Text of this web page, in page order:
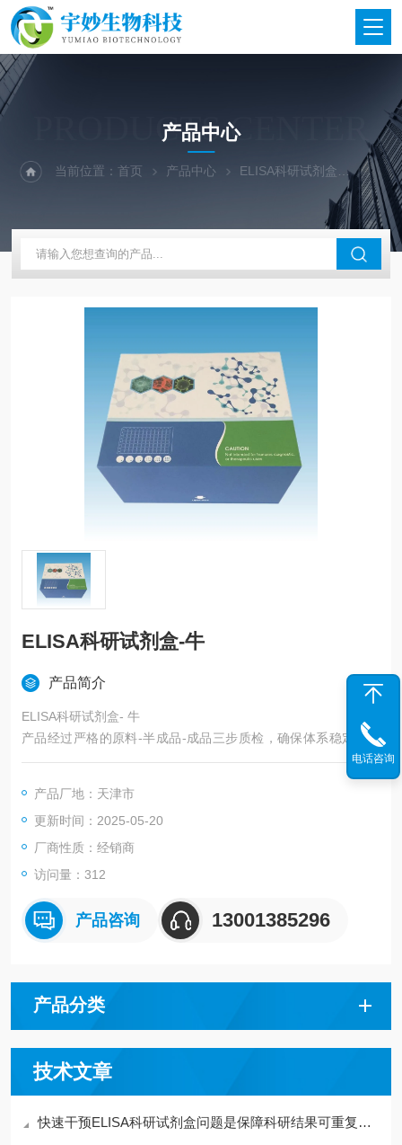
PRODUCTS CENTER
产品中心
当前位置：首页 产品中心 ELISA科研试剂盒 科研试
ELISA科研试剂盒-牛
产品简介
ELISA科研试剂盒- 牛
产品经过严格的原料-半成品-成品三步质检，确保体系稳定，线
性范围好，特异性和灵敏度高。产品应用广泛，涉及癌症;肿瘤、
免疫学、细胞生物学、心血管、干细胞、神经学、微生物学、新
陈代谢等10多个热门研究领域。
产品厂地：天津市
更新时间：2025-05-20
厂商性质：经销商
访问量：312
产品咨询 13001385296
产品分类
技术文章
快速干预ELISA科研试剂盒问题是保障科研结果可重复的关键
电话咨询